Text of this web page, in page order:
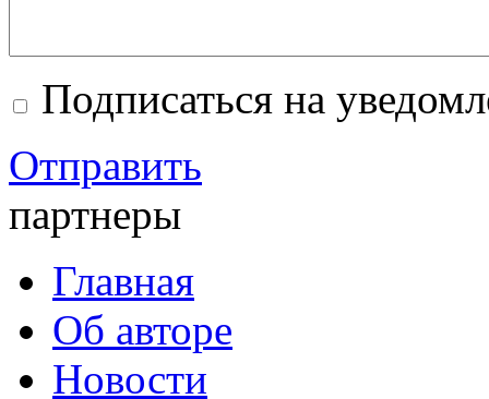
Подписаться на
Отправить
партнеры
Главная
Об авторе
Новости